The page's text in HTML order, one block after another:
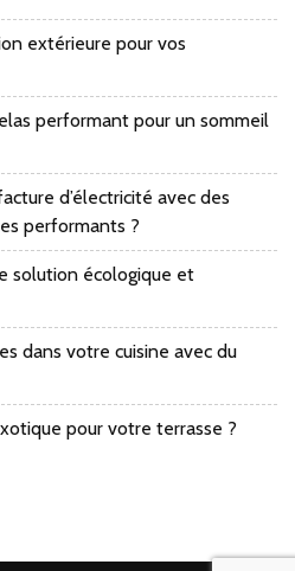
extérieure pour vos
performant pour un sommeil
d’électricité avec des
performants ?
solution écologique et
dans votre cuisine avec du
pour votre terrasse ?